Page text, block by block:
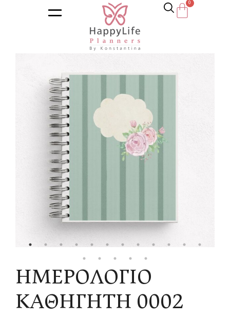
Κατάστημα/Ημερολόγια
ΗΜΕΡΟΛΟΓΙΟ
ΚΑΘΗΓΗΤΗ 0002